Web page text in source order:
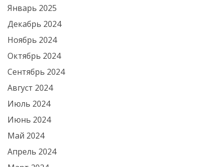
Январь 2025
Декабрь 2024
Ноябрь 2024
Октябрь 2024
Сентябрь 2024
Август 2024
Июль 2024
Июнь 2024
Май 2024
Апрель 2024